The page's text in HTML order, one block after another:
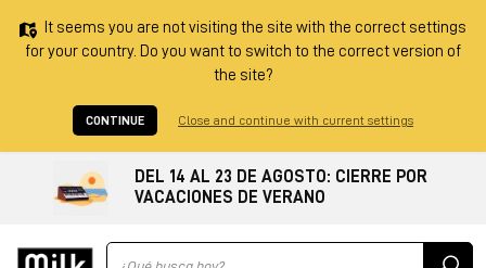
It seems you are not visiting the site with the correct settings
for your country. Do you want to switch to the correct version of
the site?
CONTINUE Close and continue with current settings
DEL 14 AL 23 DE AGOSTO: CIERRE POR
VACACIONES DE VERANO
Ricerca